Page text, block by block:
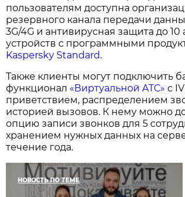
пользователям доступна
резервного канала передачи
3G/4G и антивирусная защита до 10
устройств с программными
Kaspersky Standard.
Также клиенты могут подключить
функционал «Виртуальной АТС» с
приветствием, распределением
историей вызовов. К нему можно
опцию записи звонков для 5
хранением нужных данных на
течение года.
НОВОСТЬ ПО ТЕМЕ